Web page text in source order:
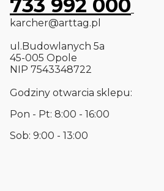
733 992 000
karcher@arttag.pl
ul.Budowlanych 5a
45-005 Opole
NIP 7543348722
Godziny otwarcia sklepu:
Pon - Pt: 8:00 - 16:00
Sob: 9:00 - 13:00